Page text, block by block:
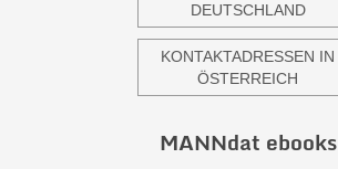
DEUTSCHLAND
KONTAKTADRESSEN IN
ÖSTERREICH
MANNdat ebooks